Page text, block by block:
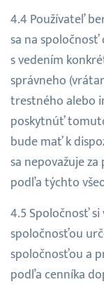
Používateľ
sa na
s vedením
správneho
trestného alebo
poskytnúť
bude mať k
sa nepovažuje
podľa týchto
Spoločnosť
spoločnosťou
spoločnosťou a
podľa cenníka